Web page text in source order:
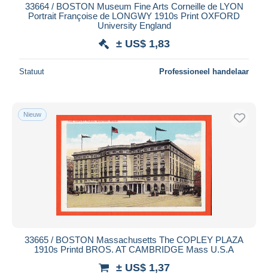
33664 / BOSTON Museum Fine Arts Corneille de LYON
Portrait Françoise de LONGWY 1910s Print OXFORD
University England
± US$ 1,83
Statuut Professioneel handelaar
Nieuw
33665 / BOSTON Massachusetts The COPLEY PLAZA
1910s Printd BROS. AT CAMBRIDGE Mass U.S.A
± US$ 1,37